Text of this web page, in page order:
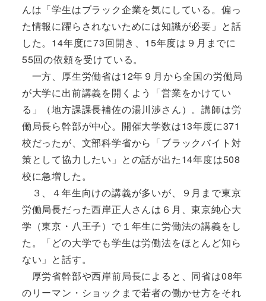
んは「学生はブラック企業を気にしている。偏っ
た情報に躍らされないためには知識が必要」と話
した。14年度に73回開き、15年度は９月までに
55回の依頼を受けている。
一方、厚生労働省は12年９月から全国の労働局
が大学に出前講義を開くよう「営業をかけてい
る」（地方課課長補佐の湯川渉さん）。講師は労
働局長ら幹部が中心。開催大学数は13年度に371
校だったが、文部科学省から「ブラックバイト対
策として協力したい」との話が出た14年度は508
校に急増した。
３、４年生向けの講義が多いが、９月まで東京
労働局長だった西岸正人さんは６月、東京純心大
学（東京・八王子）で１年生に労働法の講義をし
た。「どの大学でも学生は労働法をほとんど知ら
ない」と話す。
厚労省幹部や西岸前局長によると、同省は08年
のリーマン・ショックまで若者の働かせ方をそれ